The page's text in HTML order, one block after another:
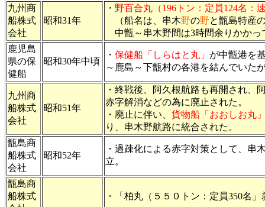
九州商
船株式
会社
昭和31年
・ 野百合丸（196トン：定員124名：
（船名は、串木野の野と甑島特産
中甑～串木野間は3時間余りかかっ
鹿児島
県の保
健船
昭和30年中頃
・ 保健船「しらはと丸」 が中甑港を
～鹿島～下甑村の各港を結んでいた
九州商
船株式
会社
昭和51年
・終戦後、阿久根航路も再開され、
赤字解消などの為に廃止された。
・廃止に伴い、 貨物船「おおしお丸
り、串木野航路に統合された。
甑島商
船株式
会社
昭和52年
・過疎化による赤字対策として、串
立。
甑島商
船株式
・「柏丸（５５０トン：定員350名」